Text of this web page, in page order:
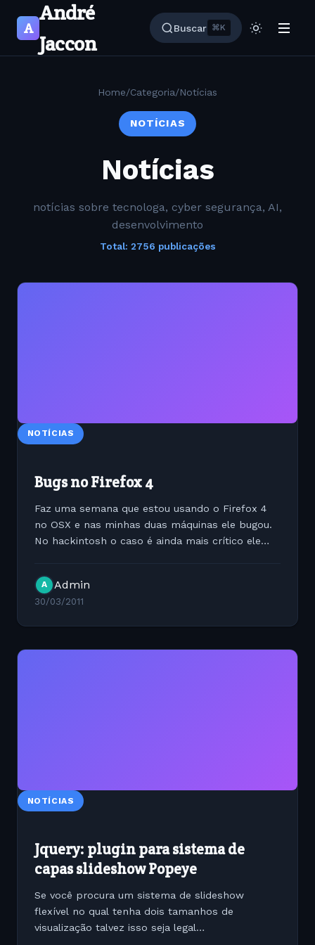
A
André
Jaccon
Buscar ⌘K
Home/Categoria/Notícias
NOTÍCIAS
Notícias
notícias sobre tecnologa, cyber segurança, AI,
desenvolvimento
Total: 2756 publicações
NOTÍCIAS
Bugs no Firefox 4
Faz uma semana que estou usando o Firefox 4
no OSX e nas minhas duas máquinas ele bugou.
No hackintosh o caso é ainda mais crítico ele
Flash. O mais...
A Admin
30/03/2011
NOTÍCIAS
Jquery: plugin para sistema de
capas slideshow Popeye
Se você procura um sistema de slideshow
flexível no qual tenha dois tamanhos de
visualização talvez isso seja legal